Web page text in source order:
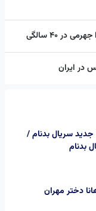
۴۰ سالگی
در ایران
سریال بدنام /
بدنام
دختر مهران